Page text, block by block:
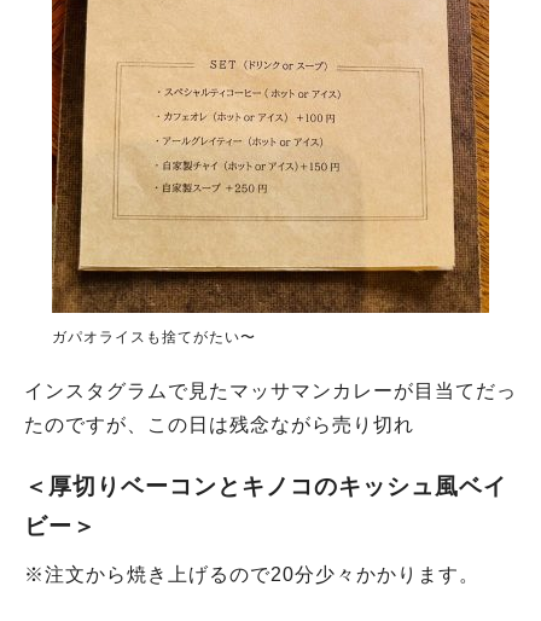
ガパオライスも捨てがたい〜
インスタグラムで見たマッサマンカレーが目当てだっ
たのですが、この日は残念ながら売り切れ
＜厚切りベーコンとキノコのキッシュ風ベイ
ビー＞
※注文から焼き上げるので20分少々かかります。